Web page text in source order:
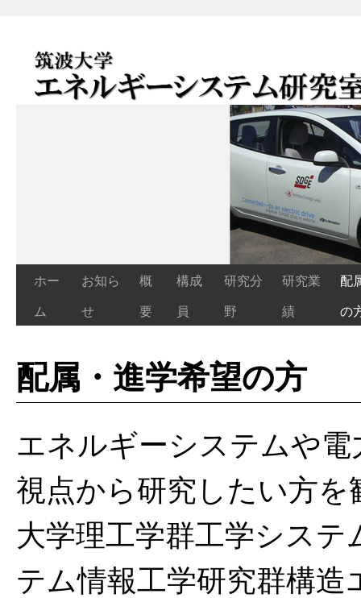
エネルギーシステム研究室
Energy Systems Laboratory
ン
ツ
キ
ッ
ホー
ム
お知ら
せ
概
要
構成
員
研究分
野
研究業
績
配
の
配属・進学希望の方
エネルギーシステムや
視点から研究したい方
大学理工学群工学シス
テム情報工学研究群構